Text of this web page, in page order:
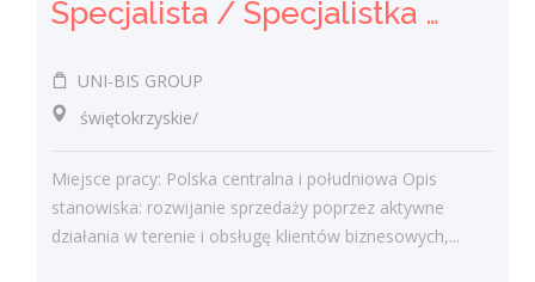
Specjalista / Specjalistka ds. sprzedaży rozwiązań technicznych
UNI-BIS GROUP
świętokrzyskie/
Miejsce pracy: Polska centralna i południowa Opis
stanowiska: rozwijanie sprzedaży poprzez aktywne
działania w terenie i obsługę klientów biznesowych,...